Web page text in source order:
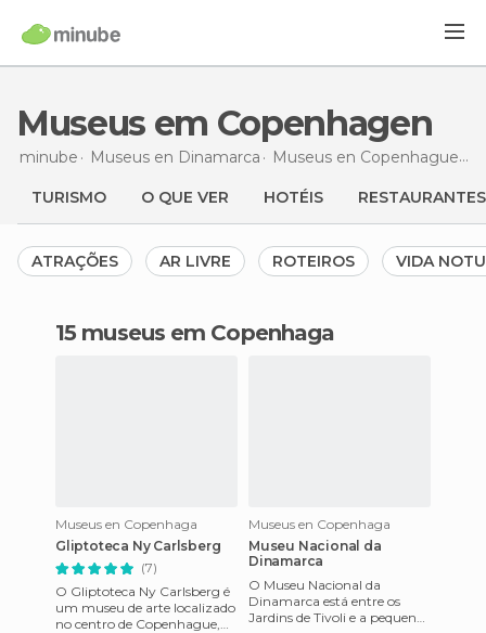
Museus em Copenhagen
minube Museus en Dinamarca Museus en Copenhague
TURISMO O QUE VER HOTÉIS RESTAURANTES
ATRAÇÕES AR LIVRE ROTEIROS VIDA
15 museus em Copenhaga
Museus en Copenhaga
Gliptoteca Ny Carlsberg
(7)
O Gliptoteca Ny Carlsberg é
um museu de arte localizado
no centro de Copenhague,
Museus en Copenhaga
Museu Nacional da
Dinamarca
O Museu Nacional da
Dinamarca está entre os
Jardins de Tivoli e a pequena